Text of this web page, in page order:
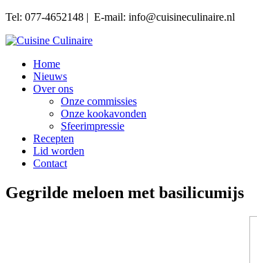
Tel: 077-4652148 | E-mail: info@cuisineculinaire.nl
Home
Nieuws
Over ons
Onze commissies
Onze kookavonden
Sfeerimpressie
Recepten
Lid worden
Contact
Gegrilde meloen met basilicumijs